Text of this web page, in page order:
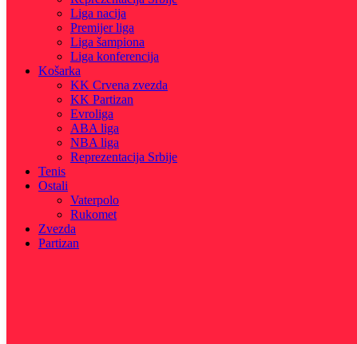
Liga nacija
Premijer liga
Liga šampiona
Liga konferencija
Košarka
KK Crvena zvezda
KK Partizan
Evroliga
ABA liga
NBA liga
Reprezentacija Srbije
Tenis
Ostali
Vaterpolo
Rukomet
Zvezda
Partizan